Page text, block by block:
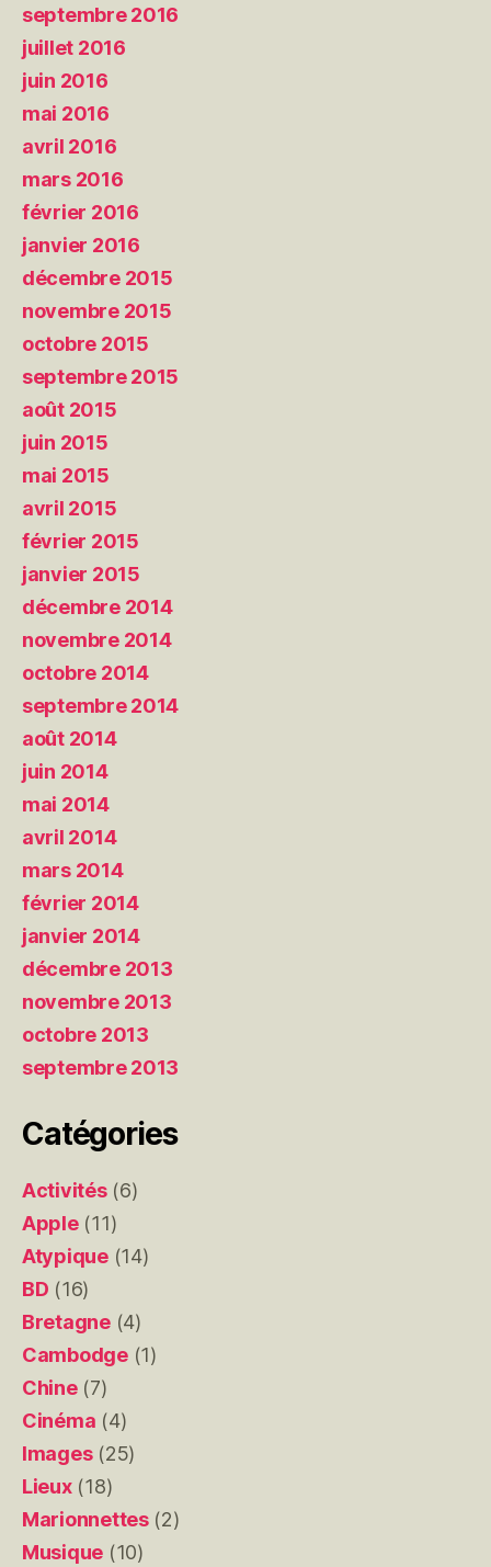
septembre 2016
juillet 2016
juin 2016
mai 2016
avril 2016
mars 2016
février 2016
janvier 2016
décembre 2015
novembre 2015
octobre 2015
septembre 2015
août 2015
juin 2015
mai 2015
avril 2015
février 2015
janvier 2015
décembre 2014
novembre 2014
octobre 2014
septembre 2014
août 2014
juin 2014
mai 2014
avril 2014
mars 2014
février 2014
janvier 2014
décembre 2013
novembre 2013
octobre 2013
septembre 2013
Catégories
Activités(6)
Apple(11)
Atypique(14)
BD (16)
Bretagne(4)
Cambodge(1)
Chine(7)
Cinéma (4)
Images(25)
Lieux(18)
Marionnettes(2)
Musique (10)